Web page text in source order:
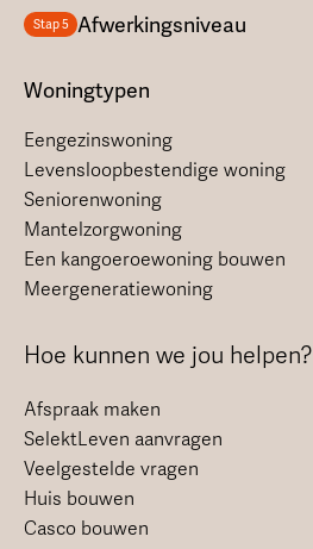
Stap 5 Afwerkingsniveau
Woningtypen
Eengezinswoning
Levensloopbestendige woning
Seniorenwoning
Mantelzorgwoning
Een kangoeroewoning bouwen
Meergeneratiewoning
Hoe kunnen we jou helpen?
Afspraak maken
SelektLeven aanvragen
Veelgestelde vragen
Huis bouwen
Casco bouwen